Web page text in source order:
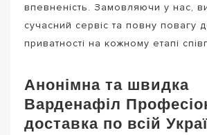
впевненість. Замовляючи у нас,
сучасний сервіс та повну повагу
приватності на кожному етапі
Анонімна та швидка
Варденафіл
доставка по всій